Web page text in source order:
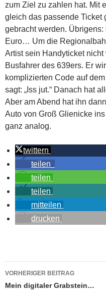
zum Ziel zu zahlen hat. Mit
gleich das passende Ticket
gebracht werden.
Euro… Um die
Artist sein Handyticket
Busfahrer des 639ers. Er
komplizierten Code auf
sagt: „Iss jut.“ Danach hat
Aber am Abend hat ihn
Auto von Groß Glienicke
ganz analog.
twittern
teilen
teilen
teilen
mitteilen
drucken
VORHERIGER BEITRAG
Mein digitaler Grabstein…